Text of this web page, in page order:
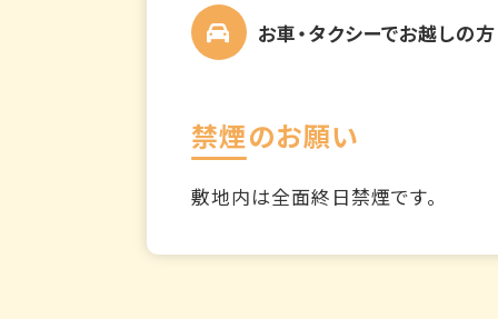
お車・タクシーでお越しの方
禁煙のお願い
敷地内は全面終日禁煙です。